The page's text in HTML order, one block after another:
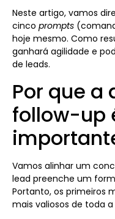
Neste artigo, vamos
cinco prompts
hoje mesmo. Como
ganhará agilidade e
de leads.
Por que a
follow-up
Vamos alinhar um
lead preenche um
Portanto, os primeiros
mais valiosos de toda